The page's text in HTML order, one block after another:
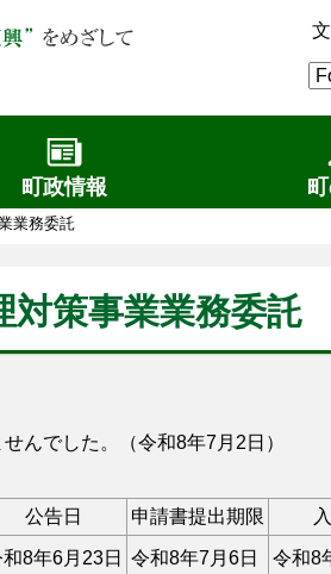
町政情報
業務委託
策事業業務委託
んでした。（令和8年7月2日）
公告日 申請書提出期限
8年6月23日 令和8年7月6日 令和8